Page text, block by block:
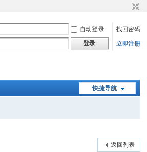
自动登录
找回密码
登录 立即注册
快捷导航
返回列表